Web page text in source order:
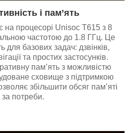
і пам’ять
процесорі Unisoc T615 з 8
частотою до 1.8 ГГц. Це
для базових задач: дзвінків,
та простих застосунків.
пам’ять з можливістю
сховище з підтримкою
збільшити обсяг пам’яті
за потреби.